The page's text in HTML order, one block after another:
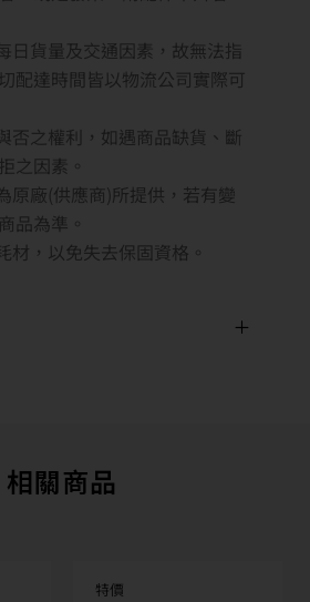
日貨量及交通因素，故無法指
配達時間皆以物流公司實際可
否之權利，如遇商品缺貨、斷
之因素。
原廠(供應商)所提供，若有變
品為準。
，以免失去保固資格。
相關商品
特價